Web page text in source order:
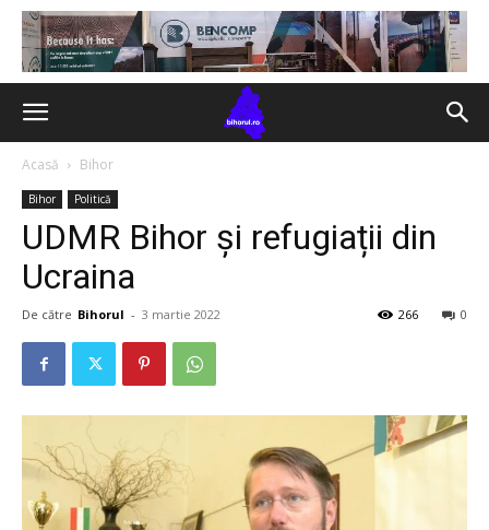
Acasă Bihor
Bihor Politică
UDMR Bihor și refugiații din
Ucraina
De către Bihorul - 3 martie 2022 0
266